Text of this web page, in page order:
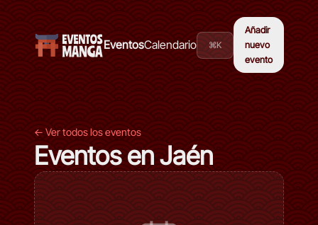
EventosCalendario ⌘K
Añadir
nuevo
evento
← Ver todos los eventos
Eventos en Jaén